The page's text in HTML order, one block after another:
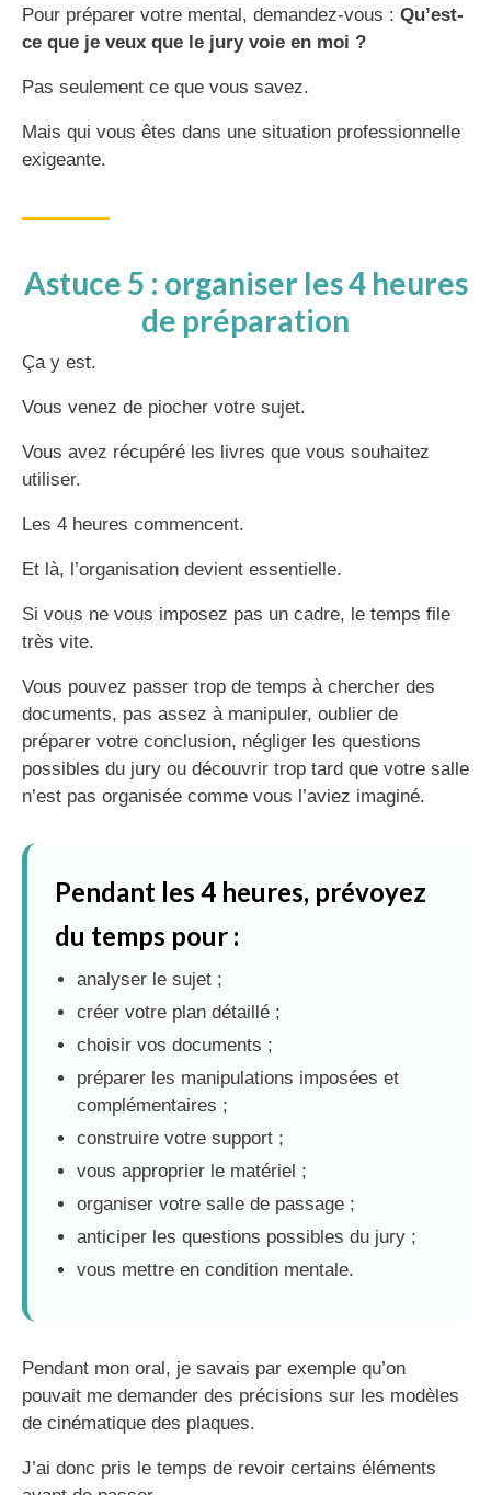
Pour préparer votre mental, demandez-vous : Qu’est-
ce que je veux que le jury voie en moi ?
Pas seulement ce que vous savez.
Mais qui vous êtes dans une situation professionnelle
exigeante.
Astuce 5 : organiser les 4 heures
de préparation
Ça y est.
Vous venez de piocher votre sujet.
Vous avez récupéré les livres que vous souhaitez
utiliser.
Les 4 heures commencent.
Et là, l’organisation devient essentielle.
Si vous ne vous imposez pas un cadre, le temps file
très vite.
Vous pouvez passer trop de temps à chercher des
documents, pas assez à manipuler, oublier de
préparer votre conclusion, négliger les questions
possibles du jury ou découvrir trop tard que votre salle
n’est pas organisée comme vous l’aviez imaginé.
Pendant les 4 heures, prévoyez
du temps pour :
analyser le sujet ;
créer votre plan détaillé ;
choisir vos documents ;
préparer les manipulations imposées et
complémentaires ;
construire votre support ;
vous approprier le matériel ;
organiser votre salle de passage ;
anticiper les questions possibles du jury ;
vous mettre en condition mentale.
Pendant mon oral, je savais par exemple qu’on
pouvait me demander des précisions sur les modèles
de cinématique des plaques.
J’ai donc pris le temps de revoir certains éléments